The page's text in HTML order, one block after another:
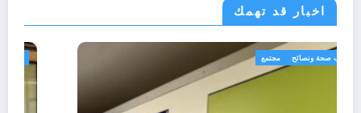
اخبار قد تهمك
رياضة طب صحة ونصائح مجتمع